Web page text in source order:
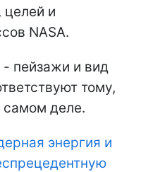
целей и
NASA.
- пейзажи и вид
тому,
самом деле.
энергия и